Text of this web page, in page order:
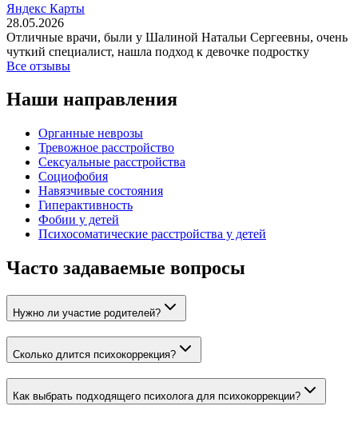
Яндекс Карты
28.05.2026
Отличные врачи, были у Шалиной Натальи Сергеевны, очень
чуткий специалист, нашла подход к девочке подростку
Все отзывы
Наши направления
Органные неврозы
Тревожное расстройство
Сексуальные расстройства
Социофобия
Навязчивые состояния
Гиперактивность
Фобии у детей
Психосоматические расстройства у детей
Часто задаваемые вопросы
Нужно ли участие родителей?
Сколько длится психокоррекция?
Как выбрать подходящего психолога для психокоррекции?